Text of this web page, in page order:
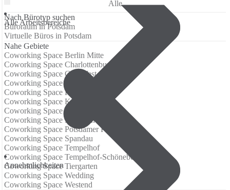
Alle Arbeitsbereiche
Annehmlichkeiten
Alle
Nach Bürotyp suchen
Büroraum in Potsdam
Virtuelle Büros in Potsdam
Nahe Gebiete
Coworking Space Berlin Mitte
Coworking Space Charlottenburg
Coworking Space City West
Coworking Space Friedrichstadt
Coworking Space Friedrichstrasse
Coworking Space Kreuzberg
Coworking Space Kurfürstendamm
Coworking Space Neukölln
Coworking Space Potsdamer Platz
Coworking Space Spandau
Coworking Space Tempelhof
Coworking Space Tempelhof-Schöneberg
Coworking Space Tiergarten
Coworking Space Wedding
Coworking Space Westend